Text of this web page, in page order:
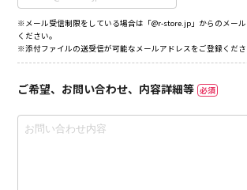
※メール受信制限をしている場合は「@r-store.jp」からのメー
ください。
※添付ファイルの送受信が可能なメールアドレスをご登録くださ
ご希望、お問い合わせ、内容詳細等 必須